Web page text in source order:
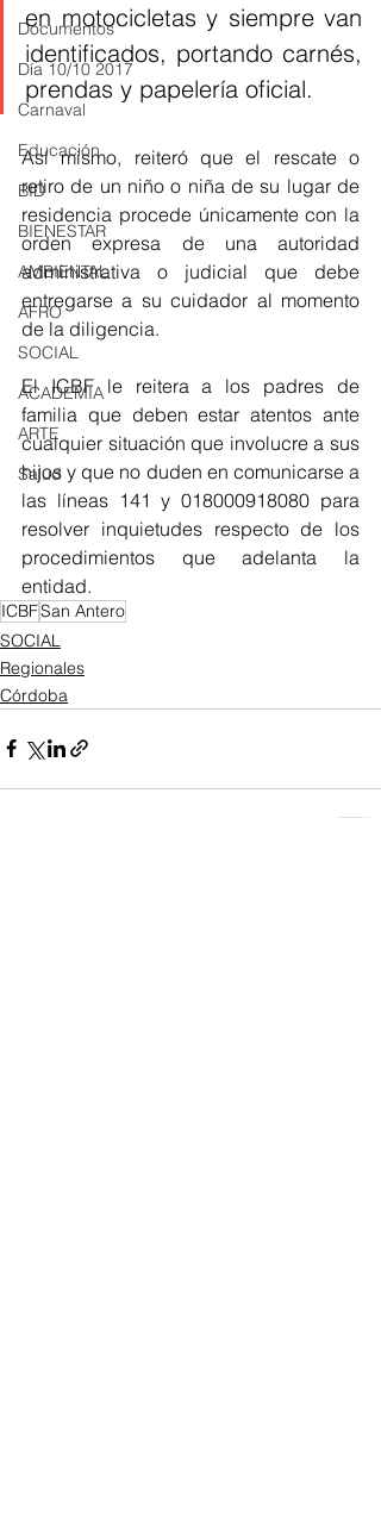
Documentos
Día 10/10 2017
Carnaval
Educación
BID
BIENESTAR
AMBIENTAL
AFRO
SOCIAL
ACADEMIA
ARTE
Salud
en motocicletas y siempre van
identificados, portando carnés,
prendas y papelería oficial.
Así mismo, reiteró que el rescate o
retiro de un niño o niña de su lugar de
residencia procede únicamente con la
orden expresa de una autoridad
administrativa o judicial que debe
entregarse a su cuidador al momento
de la diligencia.
El ICBF le reitera a los padres de
familia que deben estar atentos ante
cualquier situación que involucre a sus
hijos y que no duden en comunicarse a
las líneas 141 y 018000918080 para
resolver inquietudes respecto de los
procedimientos que adelanta la
entidad.
ICBFSan Antero
SOCIAL
Regionales
Córdoba